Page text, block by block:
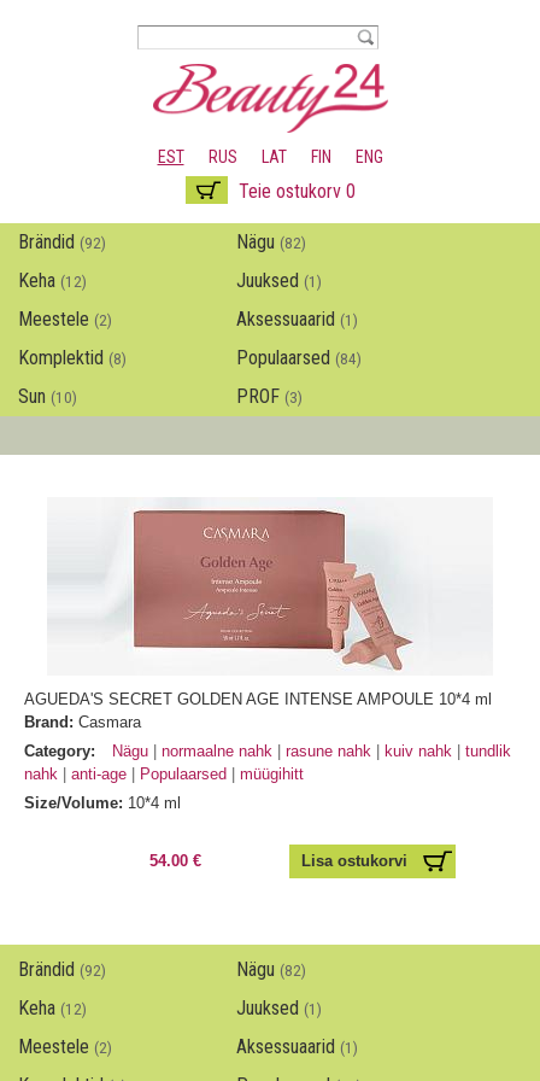
edasi
põhisisu
juurde
EST RUS LAT FIN ENG
Teie ostukorv 0
Brändid (92) Nägu (82)
Keha (12) Juuksed (1)
Meestele (2) Aksessuaarid (1)
Komplektid (8) Populaarsed (84)
Sun (10) PROF (3)
AGUEDA'S SECRET GOLDEN AGE INTENSE AMPOULE 10*4 ml
Brand: Casmara
Category:
Nägu normaalne nahk rasune nahk kuiv nahk
tundlik
nahk
anti-age Populaarsed
müügihitt
Size/Volume: 10*4 ml
54.00 €
Brändid (92) Nägu (82)
Keha (12) Juuksed (1)
Meestele (2) Aksessuaarid (1)